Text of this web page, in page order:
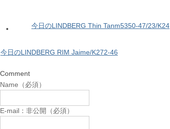
今日のLINDBERG Thin Tanm5350-47/23/K24
今日のLINDBERG RIM Jaime/K272-46
Comment
Name（必須）
E-mail：非公開（必須）